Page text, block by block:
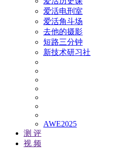
爱活电刑室
爱活角斗场
去他的摄影
短路三分钟
新技术研习社
AWE2025
测 评
视 频